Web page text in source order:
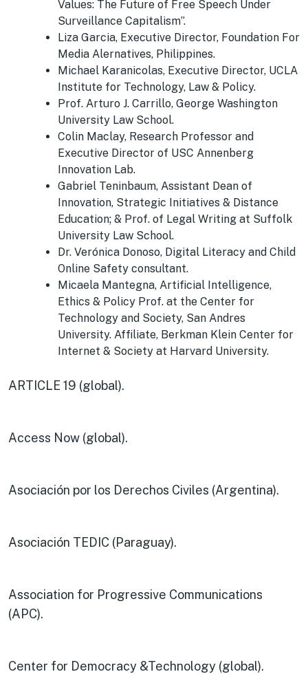
Values: The Future of Free Speech Under
Surveillance Capitalism”.
Liza Garcia, Executive Director, Foundation For
Media Alernatives, Philippines.
Michael Karanicolas, Executive Director, UCLA
Institute for Technology, Law & Policy.
Prof. Arturo J. Carrillo, George Washington
University Law School.
Colin Maclay, Research Professor and
Executive Director of USC Annenberg
Innovation Lab.
Gabriel Teninbaum, Assistant Dean of
Innovation, Strategic Initiatives & Distance
Education; & Prof. of Legal Writing at Suffolk
University Law School.
Dr. Verónica Donoso, Digital Literacy and Child
Online Safety consultant.
Micaela Mantegna, Artificial Intelligence,
Ethics & Policy Prof. at the Center for
Technology and Society, San Andres
University. Affiliate, Berkman Klein Center for
Internet & Society at Harvard University.
ARTICLE 19 (global).
Access Now (global).
Asociación por los Derechos Civiles (Argentina).
Asociación TEDIC (Paraguay).
Association for Progressive Communications
(APC).
Center for Democracy &Technology (global).